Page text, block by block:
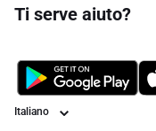
Ti serve aiuto?
Lingua